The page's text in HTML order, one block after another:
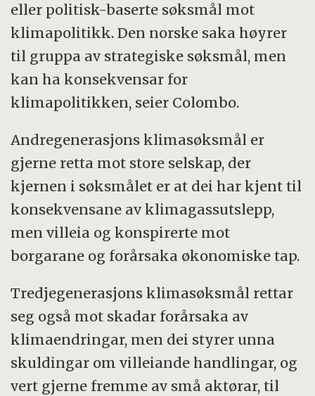
eller politisk-baserte søksmål mot
klimapolitikk. Den norske saka høyrer
til gruppa av strategiske søksmål, men
kan ha konsekvensar for
klimapolitikken, seier Colombo.
Andregenerasjons klimasøksmål er
gjerne retta mot store selskap, der
kjernen i søksmålet er at dei har kjent til
konsekvensane av klimagassutslepp,
men villeia og konspirerte mot
borgarane og forårsaka økonomiske tap.
Tredjegenerasjons klimasøksmål rettar
seg også mot skadar forårsaka av
klimaendringar, men dei styrer unna
skuldingar om villeiande handlingar, og
vert gjerne fremme av små aktørar, til